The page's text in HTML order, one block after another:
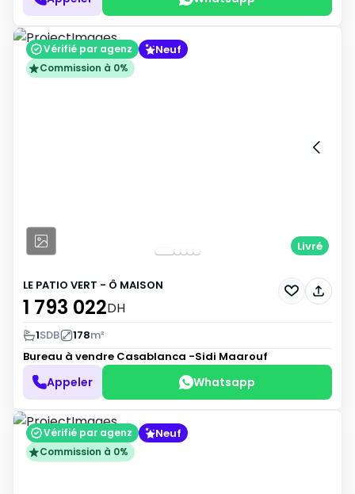
Vérifié par agenz Neuf
Commission à 0%
Livré
LE PATIO VERT - Ô MAISON
1 793 022DH
1SDB 178m²
Bureau à vendre Casablanca -Sidi Maarouf
Appeler Whatsapp
Vérifié par agenz Neuf
Commission à 0%